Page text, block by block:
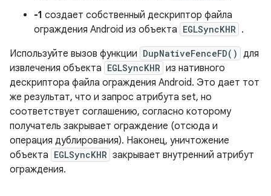
-1 создает собственный дескриптор файла
ограждения Android из объекта EGLSyncKHR .
Используйте вызов функции DupNativeFenceFD() для
извлечения объекта EGLSyncKHR из нативного
дескриптора файла ограждения Android. Это дает тот
же результат, что и запрос атрибута set, но
соответствует соглашению, согласно которому
получатель закрывает ограждение (отсюда и
операция дублирования). Наконец, уничтожение
объекта EGLSyncKHR закрывает внутренний атрибут
ограждения.